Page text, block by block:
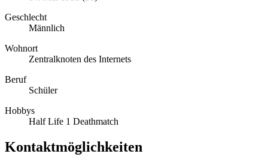
Geschlecht
Männlich
Wohnort
Zentralknoten des Internets
Beruf
Schüler
Hobbys
Half Life 1 Deathmatch
Kontaktmöglichkeiten